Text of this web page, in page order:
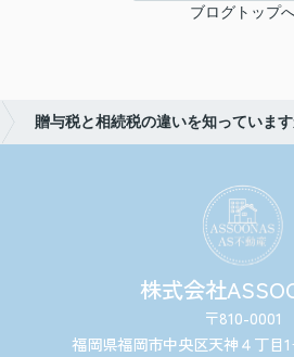
ブログトップ
贈与税と相続税の違いを知っていま
株式会社
〒810-0001
福岡県福岡市中央区天神４丁目